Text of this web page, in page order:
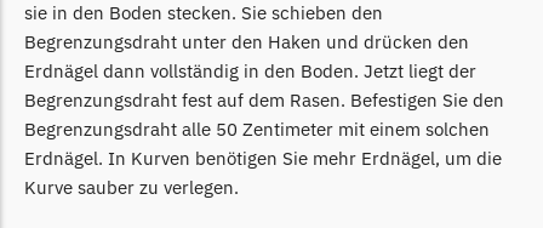
Mountfield
Mountfield Messer
Begrenzungsdraht
Mowox
Mowox Messer
sie in den Boden stecken. Sie schieben den
Begrenzungsdraht unter den Haken und drücken den
Erdnägel dann vollständig in den Boden. Jetzt liegt der
Begrenzungsdraht fest auf dem Rasen. Befestigen Sie den
Begrenzungsdraht alle 50 Zentimeter mit einem solchen
Erdnägel. In Kurven benötigen Sie mehr Erdnägel, um die
Kurve sauber zu verlegen.